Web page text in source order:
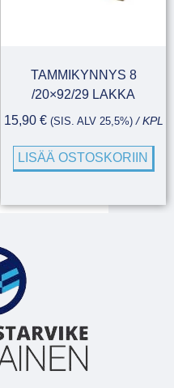
TAMMIKYNNYS 8
/20×92/29 LAKKA
15,90 € (SIS. ALV 25,5%)/ KPL
LISÄÄ OSTOSKORIIN